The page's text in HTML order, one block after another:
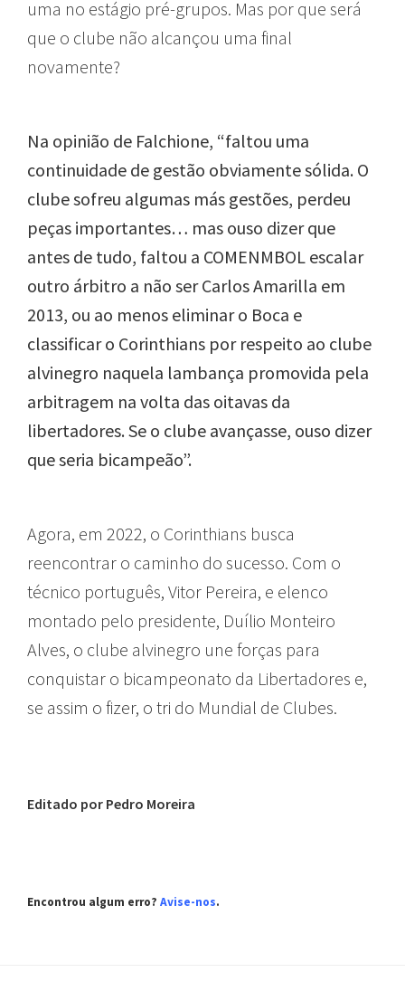
uma no estágio pré-grupos. Mas por que será
que o clube não alcançou uma final
novamente?
Na opinião de Falchione, “faltou uma
continuidade de gestão obviamente sólida. O
clube sofreu algumas más gestões, perdeu
peças importantes… mas ouso dizer que
antes de tudo, faltou a COMENMBOL escalar
outro árbitro a não ser Carlos Amarilla em
2013, ou ao menos eliminar o Boca e
classificar o Corinthians por respeito ao clube
alvinegro naquela lambança promovida pela
arbitragem na volta das oitavas da
libertadores. Se o clube avançasse, ouso dizer
que seria bicampeão”.
Agora, em 2022, o Corinthians busca
reencontrar o caminho do sucesso. Com o
técnico português, Vitor Pereira, e elenco
montado pelo presidente, Duílio Monteiro
Alves, o clube alvinegro une forças para
conquistar o bicampeonato da Libertadores e,
se assim o fizer, o tri do Mundial de Clubes.
Editado por Pedro Moreira
Encontrou algum erro? Avise-nos.